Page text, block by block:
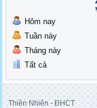
Hôm nay
Tuần này
Tháng này
Tất cả
Tên đơn vị:
Thiên Nhiên - ĐHCT